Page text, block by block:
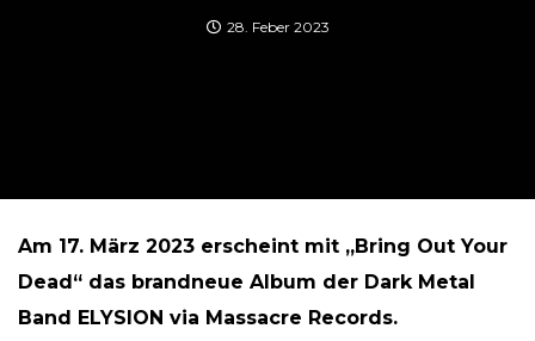
28. Feber 2023
Am 17. März 2023 erscheint mit „Bring Out Your
Dead“ das brandneue Album der Dark Metal
Band ELYSION via Massacre Records.